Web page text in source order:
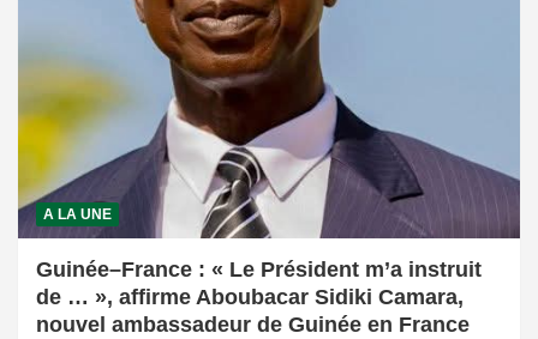
A LA UNE
Guinée–France : « Le Président m’a instruit
de … », affirme Aboubacar Sidiki Camara,
nouvel ambassadeur de Guinée en France